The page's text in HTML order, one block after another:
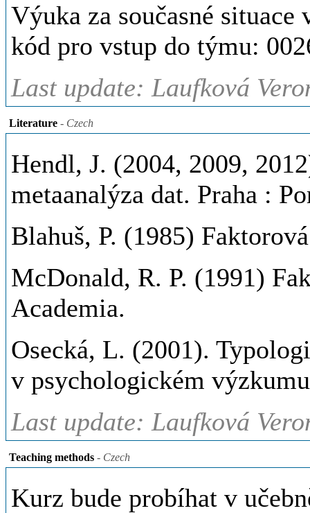
Výuka za současné
kód pro vstup do týmu:
Last update: Laufková
Literature - Czech
Hendl, J. (2004, 2009,
metaanalýza dat. Praha :
Blahuš, P. (1985)
McDonald, R. P. (1991)
Academia.
Osecká, L. (2001).
v psychologickém
Last update: Laufková
Teaching methods - Czech
Kurz bude probíhat v